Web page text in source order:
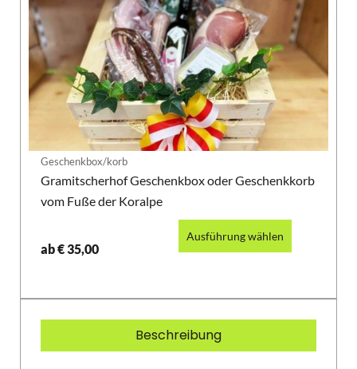
Geschenkbox/korb
Gramitscherhof Geschenkbox oder Geschenkkorb
vom Fuße der Koralpe
ab€35,00
Ausführung wählen
Beschreibung